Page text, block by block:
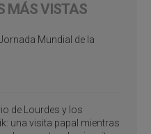
MÁS VISTAS
Mundial de la
de Lourdes y los
una visita papal mientras